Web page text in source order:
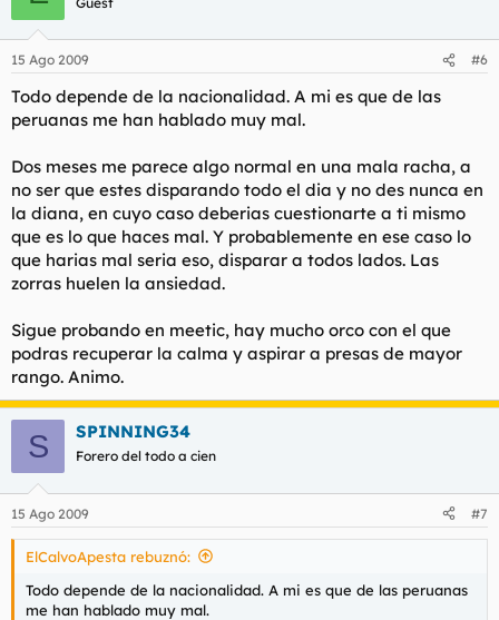
15 Ago 2009 #6
Todo depende de la nacionalidad. A mi es que de las
peruanas me han hablado muy mal.
Dos meses me parece algo normal en una mala racha, a
no ser que estes disparando todo el dia y no des nunca en
la diana, en cuyo caso deberias cuestionarte a ti mismo
que es lo que haces mal. Y probablemente en ese caso lo
que harias mal seria eso, disparar a todos lados. Las
zorras huelen la ansiedad.
Sigue probando en meetic, hay mucho orco con el que
podras recuperar la calma y aspirar a presas de mayor
rango. Animo.
S SPINNING34
Forero del todo a cien
15 Ago 2009 #7
ElCalvoApesta rebuznó:
Todo depende de la nacionalidad. A mi es que de las peruanas
me han hablado muy mal.